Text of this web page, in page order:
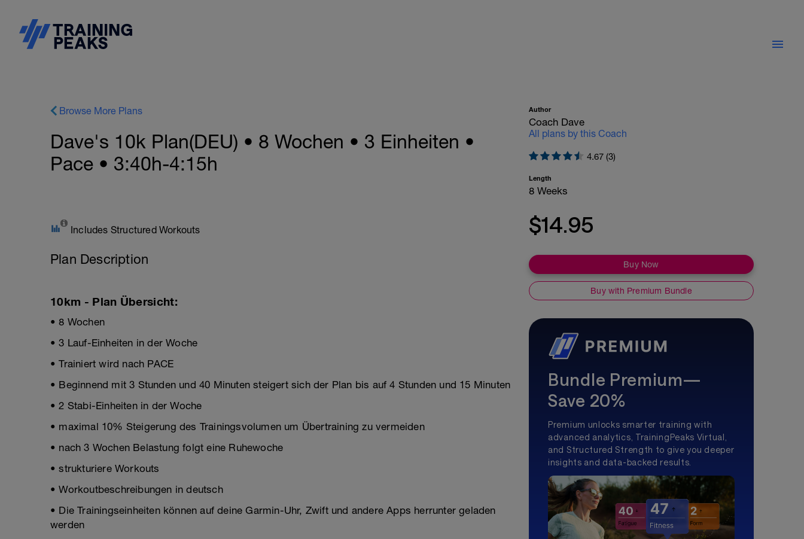
Browse More Plans
Dave's 10k Plan(DEU) • 8 Wochen • 3 Einheiten •
Pace • 3:40h-4:15h
Includes Structured Workouts
Plan Description
10km - Plan Übersicht:
• 8 Wochen
• 3 Lauf-Einheiten in der Woche
• Trainiert wird nach PACE
• Beginnend mit 3 Stunden und 40 Minuten steigert sich der Plan bis auf 4 Stunden und 15 Minuten
• 2 Stabi-Einheiten in der Woche
• maximal 10% Steigerung des Trainingsvolumen um Übertraining zu vermeiden
• nach 3 Wochen Belastung folgt eine Ruhewoche
• strukturiere Workouts
• Workoutbeschreibungen in deutsch
• Die Trainingseinheiten können auf deine Garmin-Uhr, Zwift und andere Apps herrunter geladen
werden
Author
Coach Dave
All plans by this Coach
4.67 (3)
Length
8 Weeks
$14.95
Buy Now
Buy with Premium Bundle
Bundle Premium—
Save 20%
Premium unlocks smarter training with
advanced analytics, TrainingPeaks Virtual,
and Structured Strength to give you deeper
insights and data-backed results.